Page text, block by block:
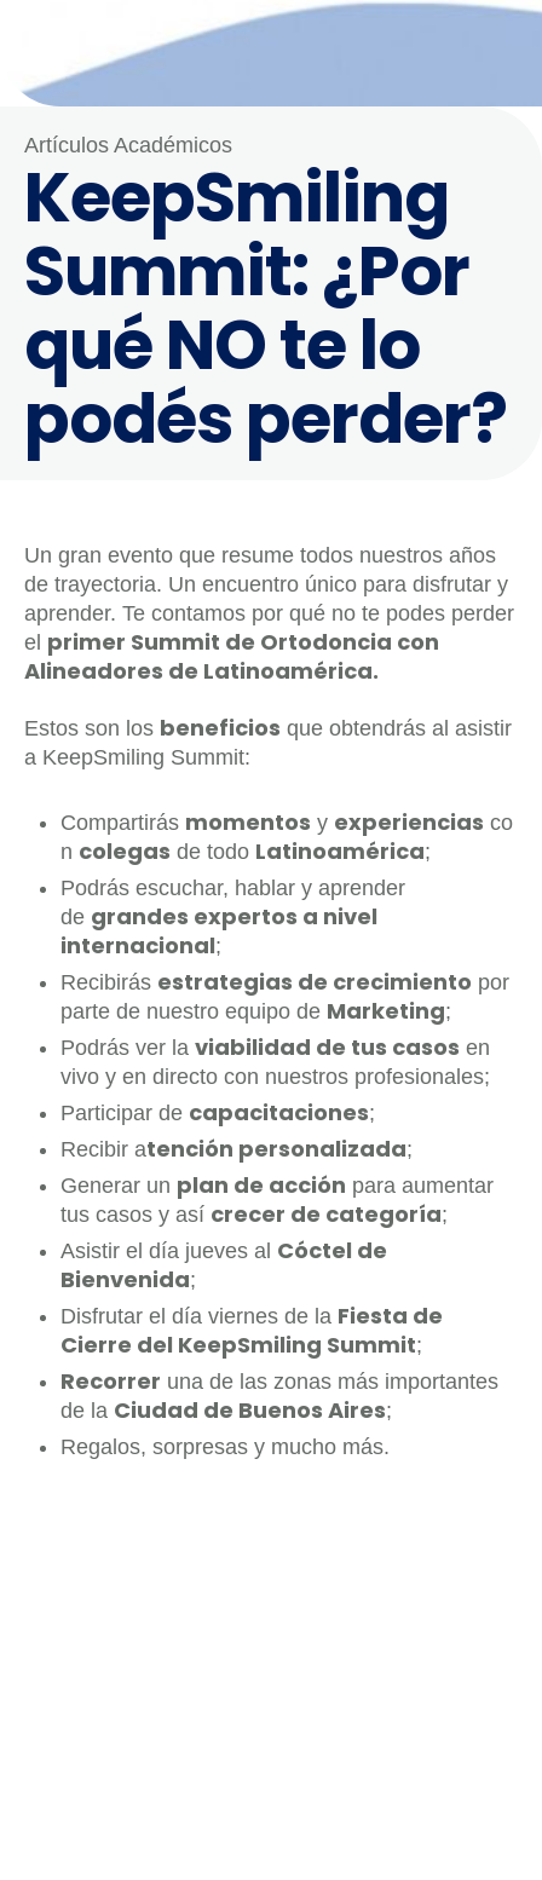
Artículos Académicos
KeepSmiling
Summit: ¿Por
qué NO te lo
podés perder?
Un gran evento que resume todos nuestros años
de trayectoria. Un encuentro único para disfrutar y
aprender. Te contamos por qué no te podes perder
el primer Summit de Ortodoncia con
Alineadores de Latinoamérica.
Estos son los beneficios que obtendrás al asistir
a KeepSmiling Summit:
Compartirás momentos y experiencias co
n colegas de todo Latinoamérica;
Podrás escuchar, hablar y aprender
de grandes expertos a nivel
internacional;
Recibirás estrategias de crecimiento por
parte de nuestro equipo de Marketing;
Podrás ver la viabilidad de tus casos en
vivo y en directo con nuestros profesionales;
Participar de capacitaciones;
Recibir atención personalizada;
Generar un plan de acción para aumentar
tus casos y así crecer de categoría;
Asistir el día jueves al Cóctel de
Bienvenida;
Disfrutar el día viernes de la Fiesta de
Cierre del KeepSmiling Summit;
Recorrer una de las zonas más importantes
de la Ciudad de Buenos Aires;
Regalos, sorpresas y mucho más.